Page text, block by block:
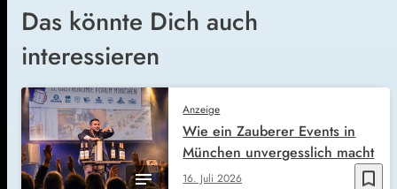
Das könnte Dich auch
interessieren
bookmark_border
Anzeige
16. Juli 2026
Wie ein Zauberer Events in
München unvergesslich macht